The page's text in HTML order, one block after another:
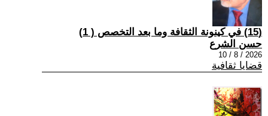
(15) في كينونة الثقافة وما بعد التخصص ( 1)
حسن الشرع
2026 / 8 / 10
قضايا ثقافية